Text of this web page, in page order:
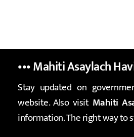
••• Mahiti Asaylach
Stay updated on
website. Also visit Mahiti
information. The right way to